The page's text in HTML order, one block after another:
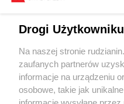
Trzeci Ogród
Śląski Teatr
Wydawca mediów
Drogi
Na naszej stronie
zaufanych partnerów
informacje na urządzeniu
osobowe, takie jak